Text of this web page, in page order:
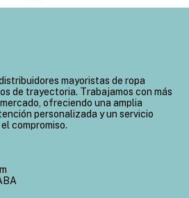
mayoristas de ropa
de trayectoria. Trabajamos con más
ofreciendo una amplia
personalizada y un servicio
compromiso.